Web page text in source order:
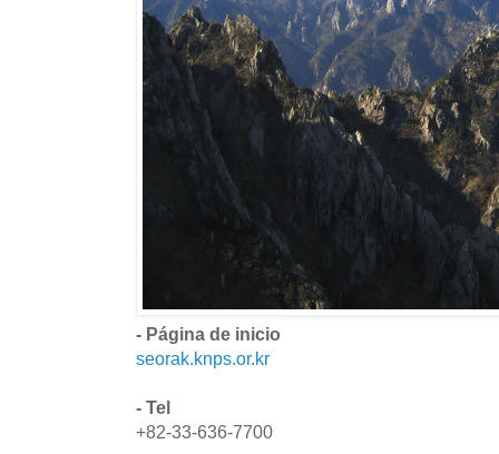
- Página de inicio
seorak.knps.or.kr
- Tel
+82-33-636-7700